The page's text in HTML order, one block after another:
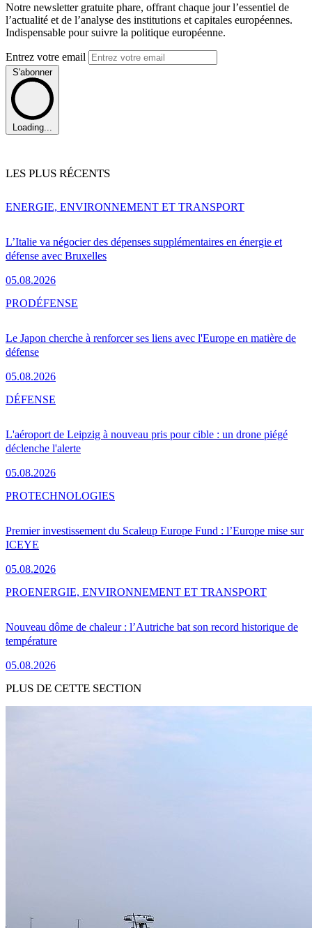
Notre newsletter gratuite phare, offrant chaque jour l’essentiel de
l’actualité et de l’analyse des institutions et capitales européennes.
Indispensable pour suivre la politique européenne.
Entrez votre email
S'abonner
Loading...
LES PLUS RÉCENTS
L’Italie va négocier des dépenses supplémentaires en énergie et
défense avec Bruxelles
05.08.2026
ENERGIE, ENVIRONNEMENT ET TRANSPORT
Le Japon cherche à renforcer ses liens avec l'Europe en matière de
défense
05.08.2026
PRODÉFENSE
L'aéroport de Leipzig à nouveau pris pour cible : un drone piégé
déclenche l'alerte
05.08.2026
DÉFENSE
Premier investissement du Scaleup Europe Fund : l’Europe mise sur
ICEYE
05.08.2026
PROTECHNOLOGIES
Nouveau dôme de chaleur : l’Autriche bat son record historique de
température
05.08.2026
PROENERGIE, ENVIRONNEMENT ET TRANSPORT
PLUS DE CETTE SECTION